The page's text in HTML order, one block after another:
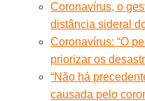
Coronavírus, o
distância sideral
Coronavírus: “O
priorizar os
“Não há
causada pelo